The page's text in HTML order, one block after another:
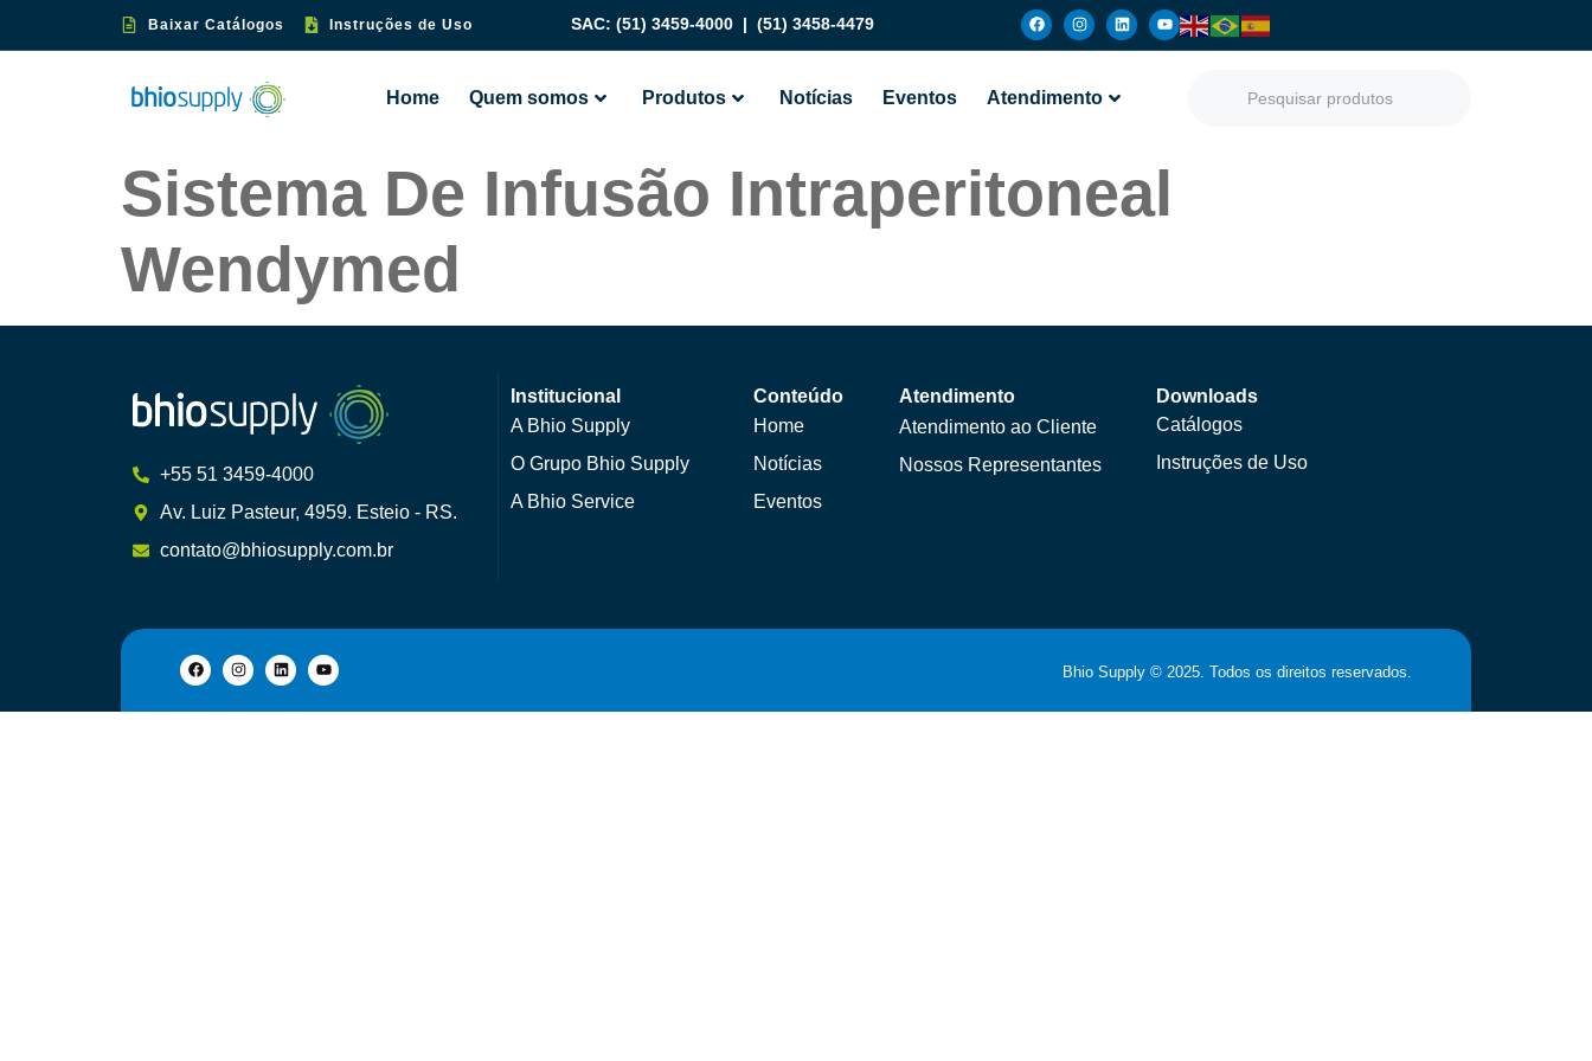
Baixar Catálogos Instruções de Uso SAC:(51) 3459-4000 |(51) 3458-4479
Home Quem somos Produtos Notícias Eventos Atendimento
Sistema De Infusão Intraperitoneal
Wendymed
+55 51 3459-4000
Av. Luiz Pasteur, 4959. Esteio - RS.
contato@bhiosupply.com.br
Institucional
A Bhio Supply
O Grupo Bhio Supply
A Bhio Service
Conteúdo
Home
Notícias
Eventos
Atendimento
Atendimento ao Cliente
Nossos Representantes
Downloads
Catálogos
Instruções de Uso
Bhio Supply © 2025. Todos os direitos reservados.